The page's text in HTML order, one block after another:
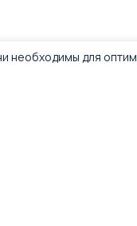
для